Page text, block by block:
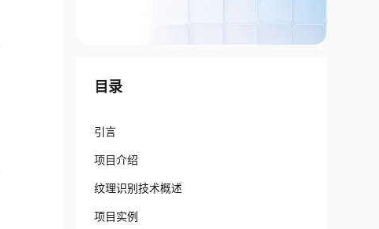
目录
引言
项目介绍
纹理识别技术概述
项目实例